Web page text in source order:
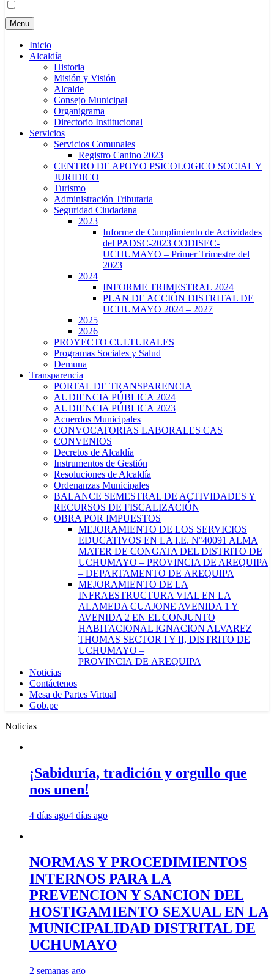
Menu
Inicio
Alcaldía
Historia
Misión y Visión
Alcalde
Consejo Municipal
Organigrama
Directorio Institucional
Servicios
Servicios Comunales
Registro Canino 2023
CENTRO DE APOYO PSICOLOGICO SOCIAL Y
JURIDICO
Turismo
Administración Tributaria
Seguridad Ciudadana
2023
Informe de Cumplimiento de Actividades
del PADSC-2023 CODISEC-
UCHUMAYO – Primer Trimestre del
2023
2024
INFORME TRIMESTRAL 2024
PLAN DE ACCIÓN DISTRITAL DE
UCHUMAYO 2024 – 2027
2025
2026
PROYECTO CULTURALES
Programas Sociales y Salud
Demuna
Transparencia
PORTAL DE TRANSPARENCIA
AUDIENCIA PÚBLICA 2024
AUDIENCIA PÚBLICA 2023
Acuerdos Municipales
CONVOCATORIAS LABORALES CAS
CONVENIOS
Decretos de Alcaldía
Instrumentos de Gestión
Resoluciones de Alcaldía
Ordenanzas Municipales
BALANCE SEMESTRAL DE ACTIVIDADES Y
RECURSOS DE FISCALIZACIÓN
OBRA POR IMPUESTOS
MEJORAMIENTO DE LOS SERVICIOS
EDUCATIVOS EN LA I.E. N°40091 ALMA
MATER DE CONGATA DEL DISTRITO DE
UCHUMAYO – PROVINCIA DE AREQUIPA
– DEPARTAMENTO DE AREQUIPA
MEJORAMIENTO DE LA
INFRAESTRUCTURA VIAL EN LA
ALAMEDA CUAJONE AVENIDA 1 Y
AVENIDA 2 EN EL CONJUNTO
HABITACIONAL IGNACION ALVAREZ
THOMAS SECTOR I Y II, DISTRITO DE
UCHUMAYO –
PROVINCIA DE AREQUIPA
Noticias
Contáctenos
Mesa de Partes Virtual
Gob.pe
Noticias
¡Sabiduría, tradición y orgullo que
nos unen!
4 días ago4 días ago
NORMAS Y PROCEDIMIENTOS
INTERNOS PARA LA
PREVENCION Y SANCION DEL
HOSTIGAMIENTO SEXUAL EN LA
MUNICIPALIDAD DISTRITAL DE
UCHUMAYO
2 semanas ago